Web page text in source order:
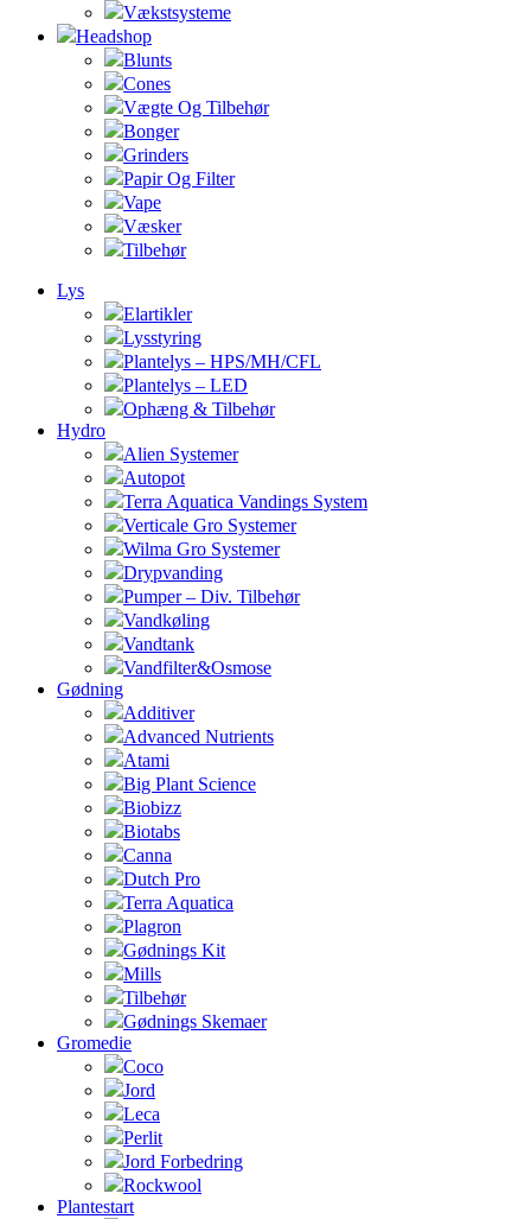
Vækstsysteme
Headshop
Blunts
Cones
Vægte Og Tilbehør
Bonger
Grinders
Papir Og Filter
Vape
Væsker
Tilbehør
Lys
Elartikler
Lysstyring
Plantelys – HPS/MH/CFL
Plantelys – LED
Ophæng & Tilbehør
Hydro
Alien Systemer
Autopot
Terra Aquatica Vandings System
Verticale Gro Systemer
Wilma Gro Systemer
Drypvanding
Pumper – Div. Tilbehør
Vandkøling
Vandtank
Vandfilter&Osmose
Gødning
Additiver
Advanced Nutrients
Atami
Big Plant Science
Biobizz
Biotabs
Canna
Dutch Pro
Terra Aquatica
Plagron
Gødnings Kit
Mills
Tilbehør
Gødnings Skemaer
Gromedie
Coco
Jord
Leca
Perlit
Jord Forbedring
Rockwool
Plantestart